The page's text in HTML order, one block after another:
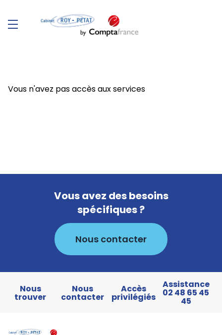
Vous n'avez pas accès aux services
Vous avez des besoins
spécifiques ?
Nous contacter
Nous
trouver
Nous
contacter
Accès
privilégiés
Assistance
02 48 65 45
45